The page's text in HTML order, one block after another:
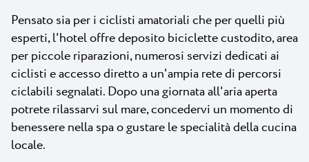
Pensato sia per i ciclisti amatoriali che per quelli più
esperti, l'hotel offre deposito biciclette custodito, area
per piccole riparazioni, numerosi servizi dedicati ai
ciclisti e accesso diretto a un'ampia rete di percorsi
ciclabili segnalati. Dopo una giornata all'aria aperta
potrete rilassarvi sul mare, concedervi un momento di
benessere nella spa o gustare le specialità della cucina
locale.